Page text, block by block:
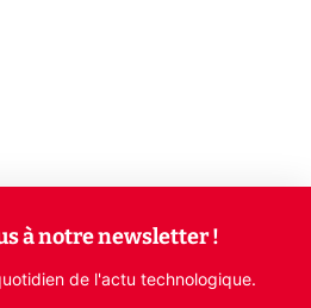
à notre newsletter !
de l'actu technologique.